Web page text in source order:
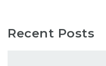
Recent Posts